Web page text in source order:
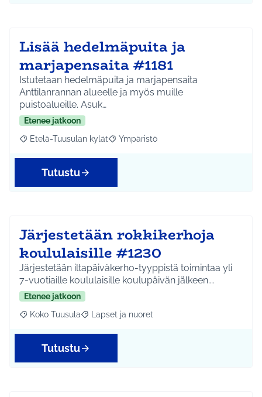
Lisää hedelmäpuita ja
marjapensaita #1181
Istutetaan hedelmäpuita ja marjapensaita
Anttilanrannan alueelle ja myös muille
puistoalueille. Asuk…
Etenee jatkoon
Rajaa tulokset aihepiirin mukaan: Etelä-Tuusulan kylät
Etelä-Tuusulan kylät Rajaa tulokset teeman mukaan:
Ympäristö
Tutustu
Järjestetään rokkikerhoja
koululaisille #1230
Järjestetään iltapäiväkerho-tyyppistä toimintaa yli
7-vuotiaille koululaisille koulupäivän jälkeen.…
Etenee jatkoon
Rajaa tulokset aihepiirin mukaan: Koko Tuusula
Koko Tuusula Rajaa tulokset teeman mukaan: Lapset ja
Lapset ja nuoret
Tutustu